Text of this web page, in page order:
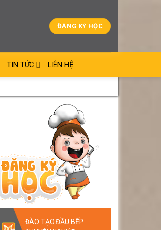
ĐĂNG KÝ HỌC
TIN TỨC LIÊN HỆ
ĐÀO TẠO ĐẦU BẾP